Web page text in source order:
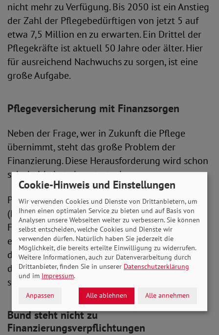
nicht mehr zu Verfügung. Bis 2050 ist ein Anstieg
der Zahl der Pflegebedürftigen von jetzt 5 auf
etwa 7,5 Million en zu erwarten. Ein Drittel der
Pflegekräfte ist aktuell 50 Jahre oder älter. Hier
für ausreichend Nachwuchs zu sorgen, ist eine
große Aufgabe.
Pflegeversicherung mit Finanzsorgen
Neben der Frage, wer in Zukunft die Pflege
übernimmt, steht das große Problem der
Finanzierung. Diese Herausforderung wird schon
sehr bald akut, denn trotz des
Pflegeunterstützungs- und -entlastungsgesetzes
(PUEG) aus dem vergangenen Jahr, ist der
Finanzbedarf der Pflegeversicherung nicht
einmal bis 2025 gedeckt, wie die Untersuchung
der DAK zeigt. Schon im nächsten Jahr könnte
deshalb eine erneute Beitragserhöhung nötig
sein.
Bund steht nicht zu
Finanzierungsverpflichtungen
Cookie-Hinweis und Einstellungen
Wir verwenden Cookies und Dienste von Drittanbietern, um
Ihnen einen optimalen Service zu bieten und auf Basis von
Analysen unsere Webseiten weiter zu verbessern. Sie können
selbst entscheiden, welche Cookies und Dienste wir
verwenden dürfen. Natürlich haben Sie jederzeit die
Möglichkeit, die bereits erteilte Einwilligung zu widerrufen.
Weitere Informationen, auch zur Datenverarbeitung durch
Drittanbieter, finden Sie in unserer Datenschutzerklärung
und im Impressum.
Anpassen Alle ablehnen Alle annehmen